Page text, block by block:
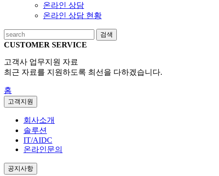
온라인 상담
온라인 상담 현황
검색
CUSTOMER SERVICE
고객사 업무지원 자료
최근 자료를 지원하도록 최선을 다하겠습니다.
홈
고객지원
회사소개
솔루션
IT/AIDC
온라인문의
공지사항